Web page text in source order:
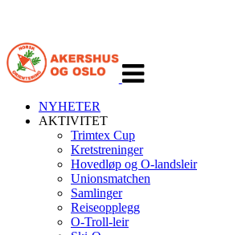
navigasjon
NYHETER
AKTIVITET
Trimtex Cup
Kretstreninger
Hovedløp og O-landsleir
Unionsmatchen
Samlinger
Reiseopplegg
O-Troll-leir